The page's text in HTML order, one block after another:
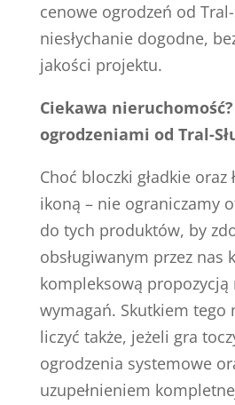
cenowe ogrodzeń od Tral-
niesłychanie dogodne,
jakości projektu.
Ciekawa
ogrodzeniami od Tral-
Choć bloczki gładkie oraz
ikoną – nie ograniczamy
do tych produktów, by
obsługiwanym przez nas
kompleksową propozycją
wymagań. Skutkiem tego
liczyć także, jeżeli gra
ogrodzenia systemowe
uzupełnieniem